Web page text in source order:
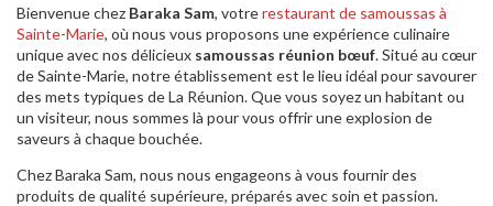
Bienvenue chez Baraka Sam, votrerestaurant de samoussas à
Sainte-Marie, où nous vous proposons une expérience culinaire
unique avec nos délicieux samoussas réunion bœuf. Situé au cœur
de Sainte-Marie, notre établissement est le lieu idéal pour savourer
des mets typiques de La Réunion. Que vous soyez un habitant ou
un visiteur, nous sommes là pour vous offrir une explosion de
saveurs à chaque bouchée.
Chez Baraka Sam, nous nous engageons à vous fournir des
produits de qualité supérieure, préparés avec soin et passion.